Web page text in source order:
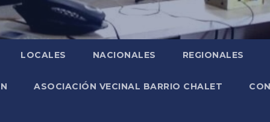
LOCALES NACIONALES REGIONALES
ASOCIACIÓN VECINAL BARRIO CHALET